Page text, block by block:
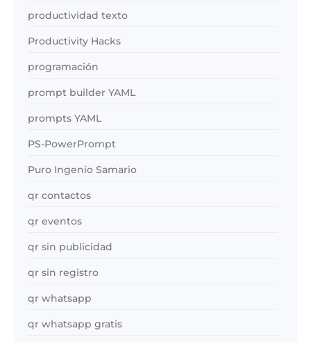
productividad texto
Productivity Hacks
programación
prompt builder YAML
prompts YAML
PS-PowerPrompt
Puro Ingenio Samario
qr contactos
qr eventos
qr sin publicidad
qr sin registro
qr whatsapp
qr whatsapp gratis